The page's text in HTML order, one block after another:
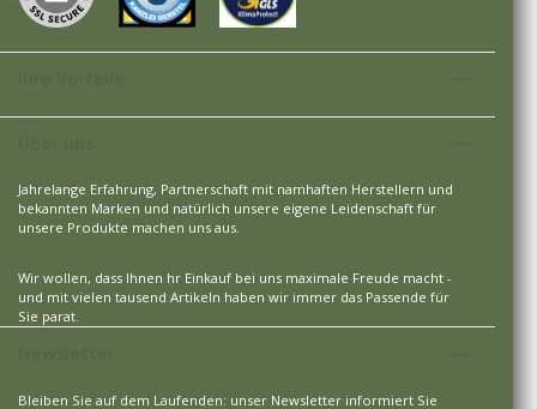
Jahrelange Erfahrung, Partnerschaft mit namhaften Herstellern und
bekannten Marken und natürlich unsere eigene Leidenschaft für
unsere Produkte machen uns aus.
Wir wollen, dass Ihnen hr Einkauf bei uns maximale Freude macht -
und mit vielen tausend Artikeln haben wir immer das Passende für
Sie parat.
Bleiben Sie auf dem Laufenden: unser Newsletter informiert Sie